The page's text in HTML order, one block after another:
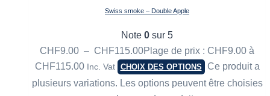
Swiss smoke – Double Apple
Note 0 sur 5
CHF9.00 – CHF115.00Plage de prix : CHF9.00 à
CHF115.00 Inc. Vat CHOIX DES OPTIONS
Ce produit a
plusieurs variations. Les options peuvent être choisies